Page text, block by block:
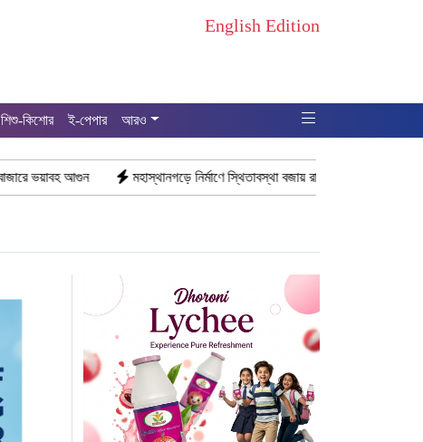
English Edition
শিশু-কিশোর ই-পেপার আরও
মহাস্থানগড়ে নির্মাণে স্থিতাবস্থা বজায় রাখার নির্দেশ, আপিলের অনুমতি পেল সরকার